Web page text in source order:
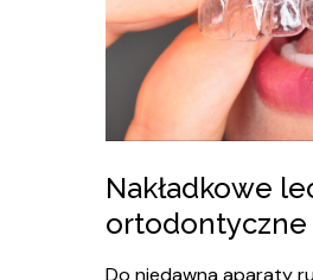
Nakładkowe
Do niedawna aparaty